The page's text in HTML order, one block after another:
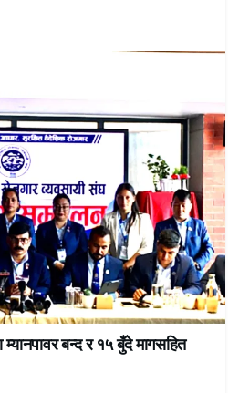
म्यानपावर बन्द र १५ बुँदे मागसहित